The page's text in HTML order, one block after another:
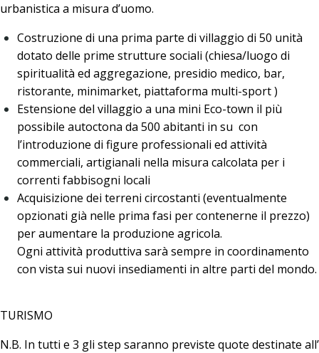
urbanistica a misura d’uomo.
Costruzione di una prima parte di villaggio di 50 unità
dotato delle prime strutture sociali (chiesa/luogo di
spiritualità ed aggregazione, presidio medico, bar,
ristorante, minimarket, piattaforma multi-sport )
Estensione del villaggio a una mini Eco-town il più
possibile autoctona da 500 abitanti in su con
l’introduzione di figure professionali ed attività
commerciali, artigianali nella misura calcolata per i
correnti fabbisogni locali
Acquisizione dei terreni circostanti (eventualmente
opzionati già nelle prima fasi per contenerne il prezzo)
per aumentare la produzione agricola.
Ogni attività produttiva sarà sempre in coordinamento
con vista sui nuovi insediamenti in altre parti del mondo.
TURISMO
N.B. In tutti e 3 gli step saranno previste quote destinate all’